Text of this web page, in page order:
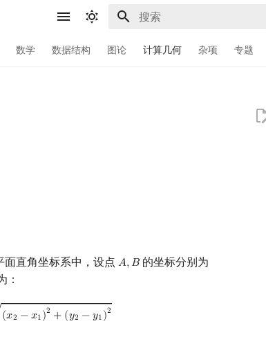
数学 数据结构 图论 计算几何 杂项 专题
直角坐标系中，设点 𝐴,𝐵
A,B 的坐标分别为
：
(𝑥2 −𝑥1)2 + (𝑦2 −𝑦1)2
(x2−x1)2+(y2−y1)2